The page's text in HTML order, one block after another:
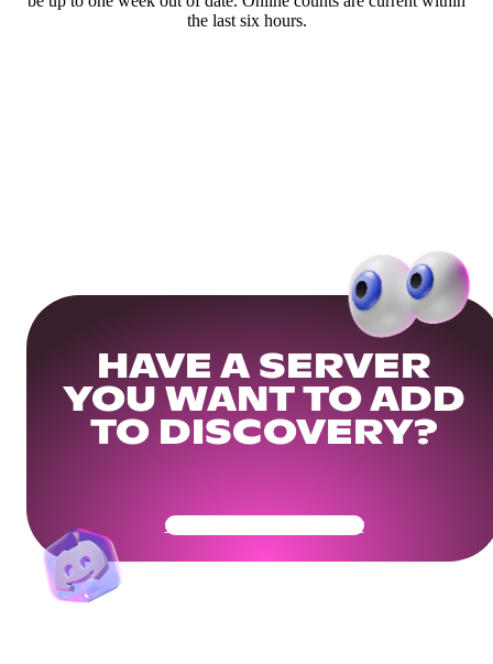
the last six hours.
HAVE A SERVER
YOU WANT TO ADD
TO DISCOVERY?
Get Your Community Ready